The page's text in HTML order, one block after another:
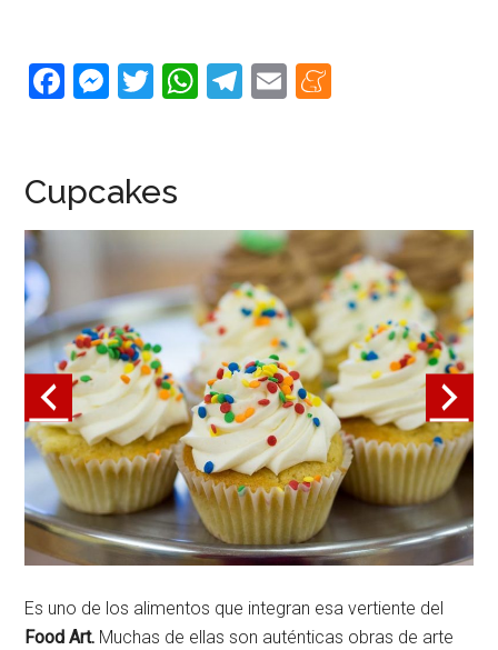
Facebook
Messenger
Twitter
WhatsApp
Telegram
Email
Cupcakes
Es uno de los alimentos que integran esa vertiente del
Food Art. Muchas de ellas son auténticas obras de arte